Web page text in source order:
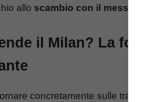
allo scambio con il
il Milan? La
concretamente sulle